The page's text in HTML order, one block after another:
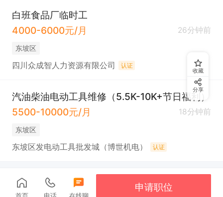
白班食品厂临时工
4000-6000元/月
26分钟前
东坡区
四川众成智人力资源有限公司 认证
汽油柴油电动工具维修（5.5K-10K+节日福利）
5500-10000元/月
18分钟前
东坡区
东坡区发电动工具批发城（博世机电） 认证
收藏
分享
申请职位